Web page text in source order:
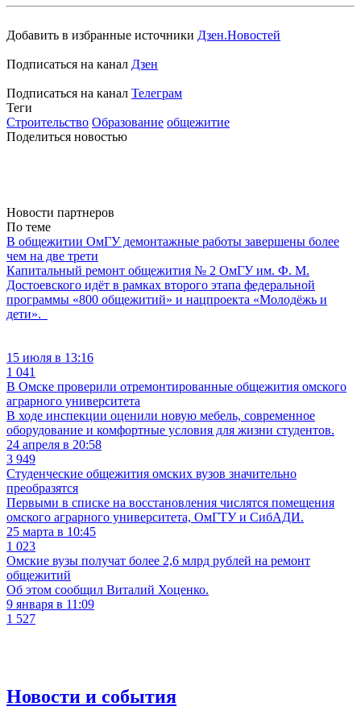
Добавить в избранные источники Дзен.Новостей
Подписаться на канал Дзен
Подписаться на канал Телеграм
Теги
Строительство Образование общежитие
Поделиться новостью
Новости партнеров
По теме
В общежитии ОмГУ демонтажные работы завершены более
чем на две трети
Капитальный ремонт общежития № 2 ОмГУ им. Ф. М.
Достоевского идёт в рамках второго этапа федеральной
программы «800 общежитий» и нацпроекта «Молодёжь и
дети».
15 июля в 13:16
1 041
В Омске проверили отремонтированные общежития омского
аграрного университета
В ходе инспекции оценили новую мебель, современное
оборудование и комфортные условия для жизни студентов.
24 апреля в 20:58
3 949
Студенческие общежития омских вузов значительно
преобразятся
Первыми в списке на восстановления числятся помещения
омского аграрного университета, ОмГТУ и СибАДИ.
25 марта в 10:45
1 023
Омские вузы получат более 2,6 млрд рублей на ремонт
общежитий
Об этом сообщил Виталий Хоценко.
9 января в 11:09
1 527
Новости и события